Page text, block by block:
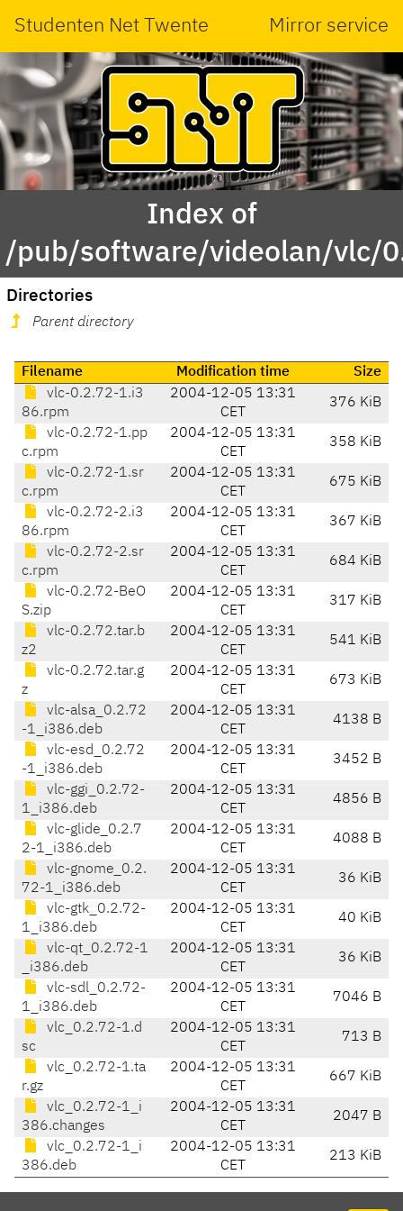
Studenten Net Twente Mirror service
Index of
/pub/software/videolan/vlc/
Directories
Parent directory
Filename Modification time
Size
vlc-0.2.72-1.i3
86.rpm
2004-12-05 13:31
CET
376 KiB
vlc-0.2.72-1.pp
c.rpm
2004-12-05 13:31
CET
358 KiB
vlc-0.2.72-1.sr
c.rpm
2004-12-05 13:31
CET
675 KiB
vlc-0.2.72-2.i3
86.rpm
2004-12-05 13:31
CET
367 KiB
vlc-0.2.72-2.sr
c.rpm
2004-12-05 13:31
CET
684 KiB
vlc-0.2.72-BeO
S.zip
2004-12-05 13:31
CET
317 KiB
vlc-0.2.72.tar.b
z2
2004-12-05 13:31
CET
541 KiB
vlc-0.2.72.tar.g
z
2004-12-05 13:31
CET
673 KiB
vlc-alsa_0.2.72
-1_i386.deb
2004-12-05 13:31
CET
4138 B
vlc-esd_0.2.72
-1_i386.deb
2004-12-05 13:31
CET
3452 B
vlc-ggi_0.2.72-
1_i386.deb
2004-12-05 13:31
CET
4856 B
vlc-glide_0.2.7
2-1_i386.deb
2004-12-05 13:31
CET
4088 B
vlc-gnome_0.2.
72-1_i386.deb
2004-12-05 13:31
CET
36 KiB
vlc-gtk_0.2.72-
1_i386.deb
2004-12-05 13:31
CET
40 KiB
vlc-qt_0.2.72-1
_i386.deb
2004-12-05 13:31
CET
36 KiB
vlc-sdl_0.2.72-
1_i386.deb
2004-12-05 13:31
CET
7046 B
vlc_0.2.72-1.d
sc
2004-12-05 13:31
CET
713 B
vlc_0.2.72-1.ta
r.gz
2004-12-05 13:31
CET
667 KiB
vlc_0.2.72-1_i
386.changes
2004-12-05 13:31
CET
2047 B
vlc_0.2.72-1_i
386.deb
2004-12-05 13:31
CET
213 KiB